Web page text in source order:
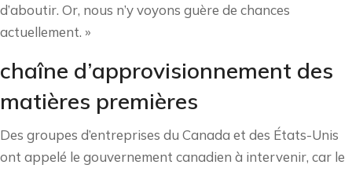
d’aboutir. Or, nous n’y voyons guère de chances
actuellement. »
chaîne d’approvisionnement des
matières premières
Des groupes d’entreprises du Canada et des États-Unis
ont appelé le gouvernement canadien à intervenir, car le